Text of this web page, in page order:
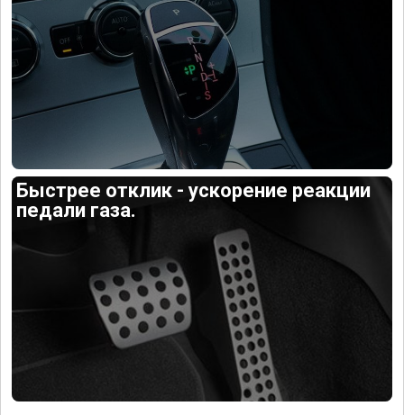
Быстрее отклик - ускорение реакции
педали газа.